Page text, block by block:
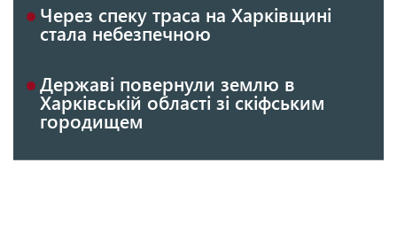
Через спеку траса на Харківщині
стала небезпечною
Державі повернули землю в
Харківській області зі скіфським
городищем